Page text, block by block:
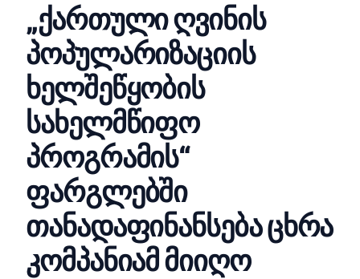
„ქართული ღვინის
პოპულარიზაციის
ხელშეწყობის
სახელმწიფო
პროგრამის“
ფარგლებში
თანადაფინანსება ცხრა
კომპანიამ მიიღო